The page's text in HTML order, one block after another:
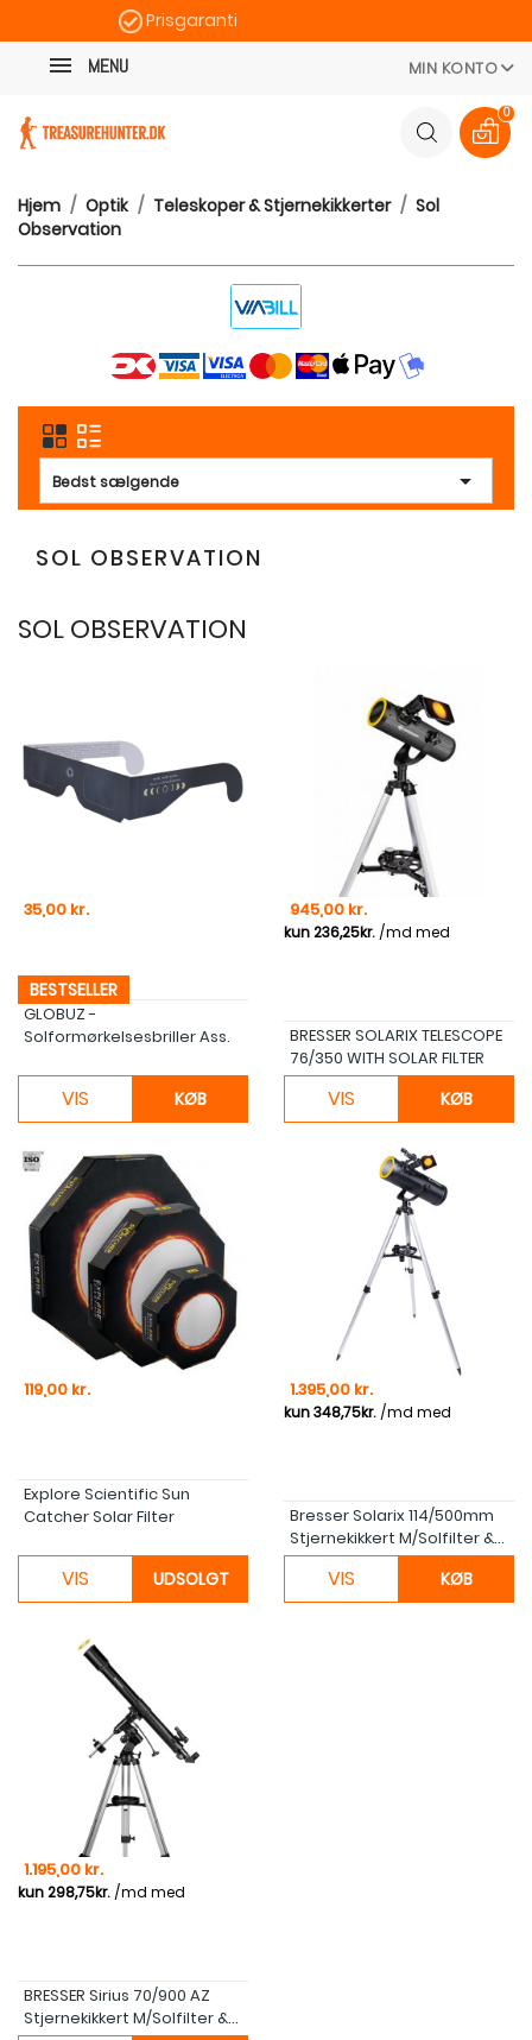
Prisgaranti
MENU MIN KONTO
0
Hjem Optik Teleskoper & Stjernekikkerter
Sol
Observation
Bedst sælgende 
SOL OBSERVATION
SOL OBSERVATION
Pris
35,00 kr.
BESTSELLER
GLOBUZ -
Solformørkelsesbriller Ass.
VIS KØB
Pris
945,00 kr.
BRESSER SOLARIX TELESCOPE
76/350 WITH SOLAR FILTER
VIS KØB
Pris
119,00 kr.
Explore Scientific Sun
Catcher Solar Filter
VIS UDSOLGT
Pris
1.395,00 kr.
Bresser Solarix 114/500mm
Stjernekikkert M/Solfilter &...
VIS KØB
Pris
1.195,00 kr.
BRESSER Sirius 70/900 AZ
Stjernekikkert M/Solfilter &...